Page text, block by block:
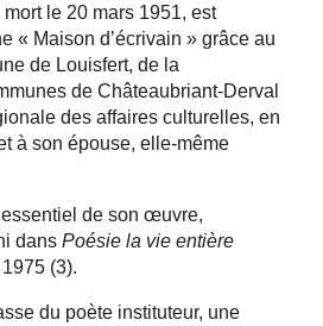
le 20 mars 1951, est
« Maison d’écrivain » grâce au
de Louisfert, de la
de Châteaubriant-Derval
des affaires culturelles, en
à son épouse, elle-même
de son œuvre,
dans Poésie la vie entière
(3).
du poète instituteur, une